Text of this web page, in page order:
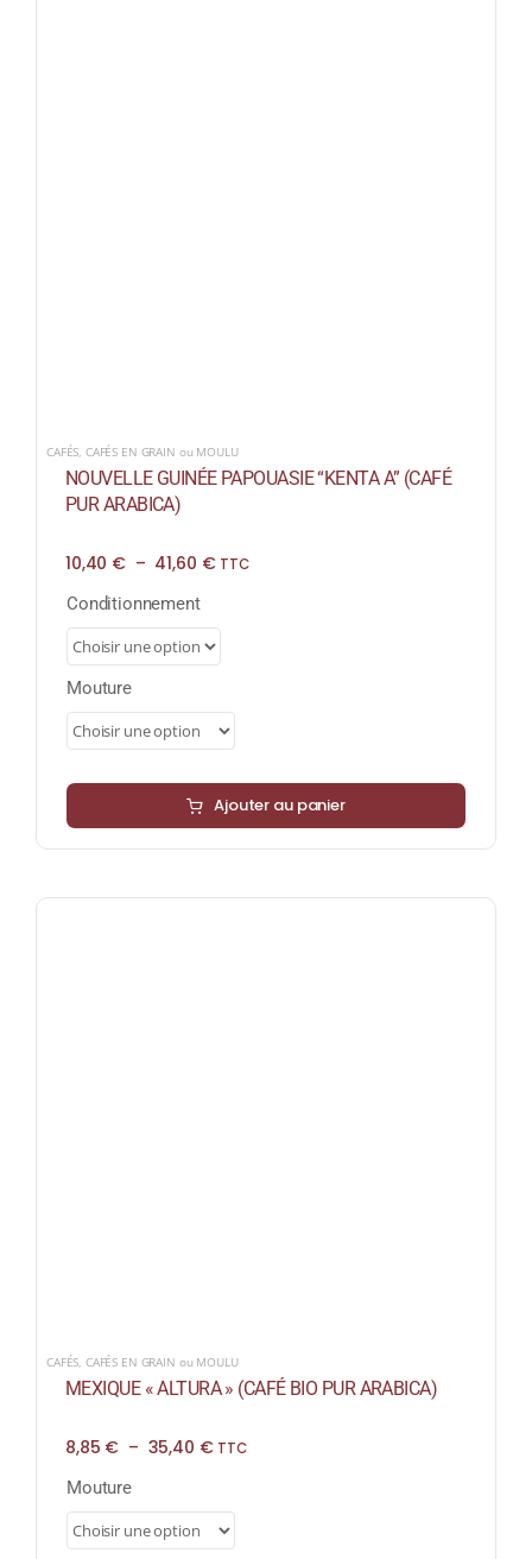
CAFÉS, CAFÉS EN GRAIN ou MOULU
NOUVELLE GUINÉE PAPOUASIE “KENTA A” (CAFÉ
PUR ARABICA)
10,40 € – 41,60 €Plage
à
TTC
Conditionnement
Mouture
Ajouter au panier
CAFÉS CAFÉS EN GRAIN ou MOULU
MEXIQUE « ALTURA » (CAFÉ BIO PUR ARABICA)
8,85 € – 35,40 €Plage
à
35,40 €
TTC
Mouture